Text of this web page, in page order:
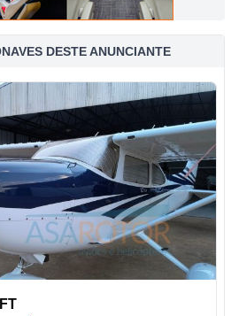
DESTE ANUNCIANTE